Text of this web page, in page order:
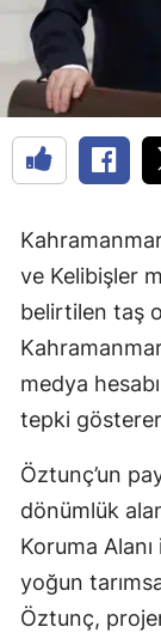
ve Kelibişler
belirtilen taş
medya
tepki
Öztunç’un
dönümlük
Koruma
yoğun
Öztunç,